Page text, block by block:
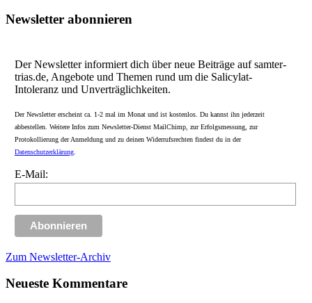
Newsletter abonnieren
Der Newsletter informiert dich über neue Beiträge auf samter-
trias.de, Angebote und Themen rund um die Salicylat-
Intoleranz und Unverträglichkeiten.
Der Newsletter erscheint ca. 1-2 mal im Monat und ist kostenlos. Du kannst ihn jederzeit
abbestellen. Weitere Infos zum Newsletter-Dienst MailChimp, zur Erfolgsmessung, zur
Protokollierung der Anmeldung und zu deinen Widerrufsrechten findest du in der
Datenschutzerklärung.
E-Mail:
Zum Newsletter-Archiv
Neueste Kommentare